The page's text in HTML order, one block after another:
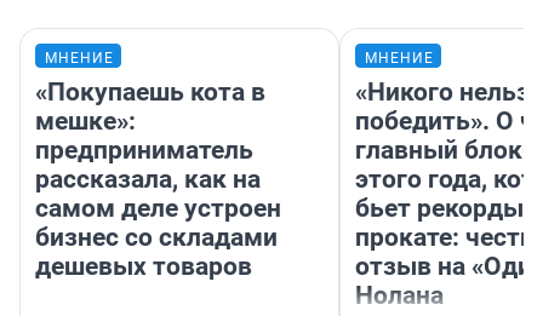
МНЕНИЕ
«Покупаешь кота в
мешке»:
предприниматель
рассказала, как на
самом деле устроен
бизнес со складами
дешевых товаров
МНЕНИЕ
«Никого нельзя
победить». О
главный
этого года,
бьет рекорды в
прокате:
отзыв на
Нолана